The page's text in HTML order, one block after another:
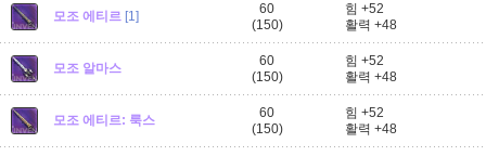
모조 에티르 [1]
60
(150)
힘 +52
활력 +48
모조 알마스
60
(150)
힘 +52
활력 +48
모조 에티르: 룩스
60
(150)
힘 +52
활력 +48